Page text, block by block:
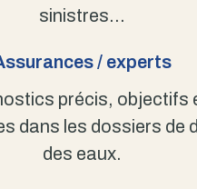
sinistres…
/ experts
précis, objectifs
dans les dossiers de
des eaux.